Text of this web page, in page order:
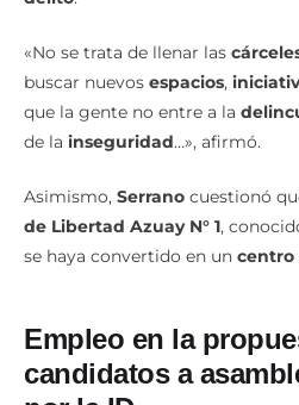
buscar nuevos espacios,
que la gente no entre a la
de lainseguridad…», afirmó.
de Libertad Azuay N° 1,
se haya convertido en uncentro
candidatos a
por la ID